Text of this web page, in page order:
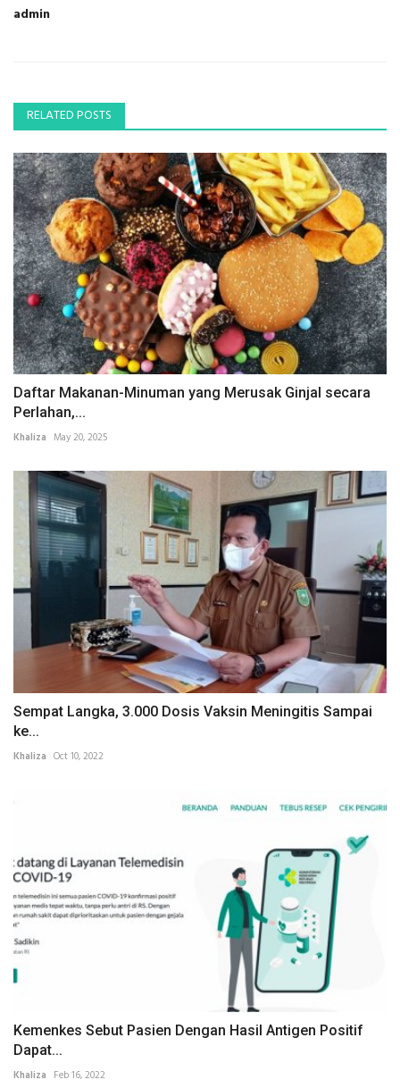
admin
RELATED POSTS
Daftar Makanan-Minuman yang Merusak Ginjal secara
Perlahan,...
Khaliza May 20, 2025
Sempat Langka, 3.000 Dosis Vaksin Meningitis Sampai
ke...
Khaliza Oct 10, 2022
Kemenkes Sebut Pasien Dengan Hasil Antigen Positif
Dapat...
Khaliza Feb 16, 2022